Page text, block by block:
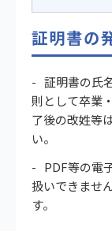
証明書の
証明書の氏
則として卒業
了後の改姓等
い。
PDF等の電
扱いできませ
す。